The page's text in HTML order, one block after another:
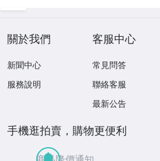
關於我們
新聞中心
服務說明
客服中心
常見問答
聯絡客服
最新公告
手機逛拍賣，購物更便利